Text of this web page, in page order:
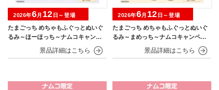
たまごっち めちゃもふぐっとぬいぐ
るみ～ほーほっち～ナムコキャンペ
2026年6月 12 日～登場
たまごっち めちゃもふぐっとぬいぐ
るみ～まめっち～ナムコキャンペー
2026年6月 12 日～登場